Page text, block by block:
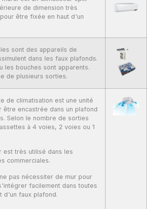
de dimension très
être fixée en haut d'un
sont des appareils de
dans les faux plafonds.
les bouches sont apparents.
de plusieurs sorties.
de climatisation est une unité
être encastrée dans un plafond
Selon le nombre de sorties
à 4 voies, 2 voies ou 1
est très utilisé dans les
commerciales.
pas nécessiter de mur pour
facilement dans toutes
d'un faux plafond.